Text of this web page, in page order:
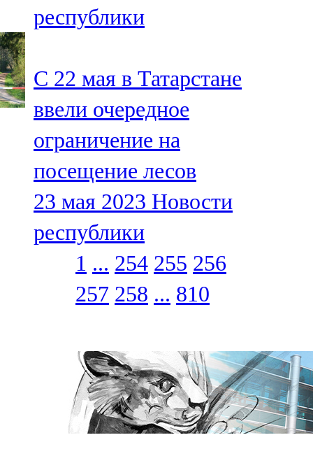
республики
С 22 мая в Татарстане
ввели очередное
ограничение на
посещение лесов
23 мая 2023 Новости
республики
1 ... 254 255 256
257 258 ... 810